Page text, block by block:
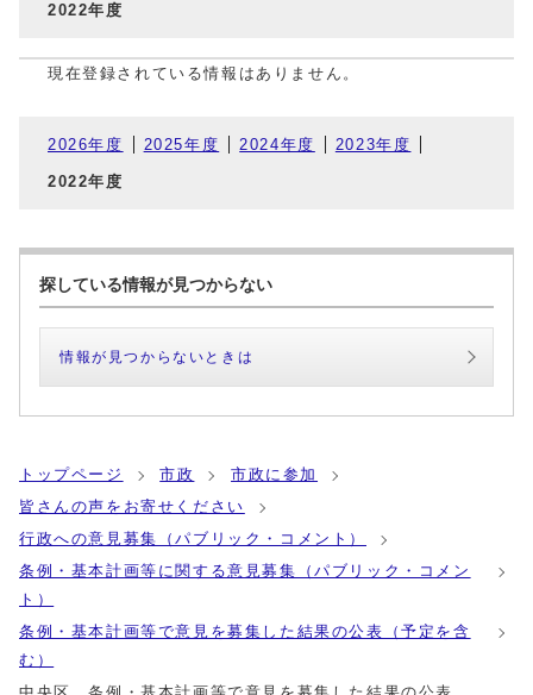
2022年度
現在登録されている情報はありません。
2026年度 2025年度 2024年度 2023年度
2022年度
探している情報が見つからない
情報が見つからないときは
トップページ 市政
市政に参加
皆さんの声をお寄せください
行政への意見募集（パブリック・コメント）
条例・基本計画等に関する意見募集（パブリック・コメン
ト）
条例・基本計画等で意見を募集した結果の公表（予定を含
む）